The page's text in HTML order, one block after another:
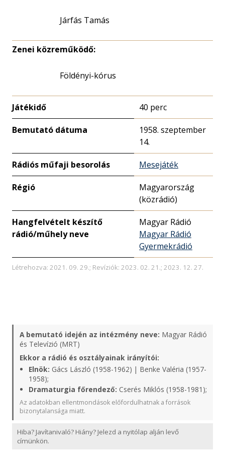
Járfás Tamás
Zenei közreműködő:
Földényi-kórus
Játékidő 40 perc
Bemutató dátuma
1958. szeptember
14.
Rádiós műfaji besorolás Mesejáték
Régió
Magyarország
(közrádió)
Hangfelvételt készítő
rádió/műhely neve
Magyar Rádió
Magyar Rádió
Gyermekrádió
Létrehozva: 2021. 09. 29.; Revíziók: 2023. 02. 21.; 2023. 12. 27.
A bemutató idején az intézmény neve: Magyar Rádió
és Televízió (MRT)
Ekkor a rádió és osztályainak irányítói:
Elnök: Gács László (1958-1962) | Benke Valéria (1957-
1958);
Dramaturgia főrendező: Cserés Miklós (1958-1981);
Az adatokban ellentmondások előfordulhatnak a források
bizonytalansága miatt.
Hiba? Javítanivaló? Hiány? Jelezd a nyitólap alján levő
címünkön.